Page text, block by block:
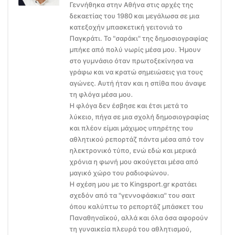
Γεννήθηκα στην Αθήνα στις αρχές της
δεκαετίας του 1980 και μεγάλωσα σε μια
κατεξοχήν μπασκετική γειτονιά το
Παγκράτι. Το "σαράκι" της δημοσιογραφίας
μπήκε από πολύ νωρίς μέσα μου. Ήμουν
στο γυμνάσιο όταν πρωτοξεκίνησα να
γράφω και να κρατώ σημειώσεις για τους
αγώνες. Αυτή ήταν και η σπίθα που άναψε
τη φλόγα μέσα μου.
Η φλόγα δεν έσβησε και έτσι μετά το
λύκειο, πήγα σε μια σχολή δημοσιογραφίας
και πλέον είμαι μάχιμος υπηρέτης του
αθλητικού ρεπορτάζ πάντα μέσα από τον
ηλεκτρονικό τύπο, ενώ εδώ και μερικά
χρόνια η φωνή μου ακούγεται μέσα από
μαγικό χώρο του ραδιοφώνου.
Η σχέση μου με το Kingsport.gr κρατάει
σχεδόν από τα "γεννοφάσκια" του σαιτ
όπου καλύπτω το ρεπορτάζ μπάσκετ του
Παναθηναϊκού, αλλά και όλα όσα αφορούν
τη γυναικεία πλευρά του αθλητισμού,